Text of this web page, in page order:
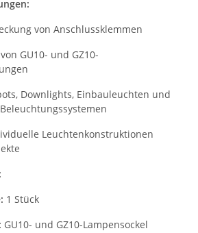
von Anschlussklemmen
GU10- und GZ10-
Downlights, Einbauleuchten und
Leuchtenkonstruktionen
1 Stück
GU10- und GZ10-Lampensockel